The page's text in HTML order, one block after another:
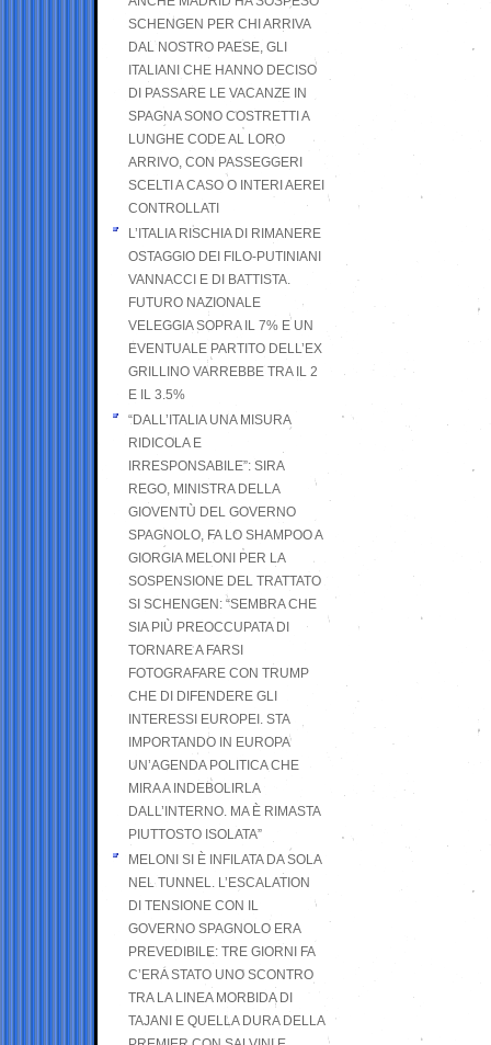
SCHENGEN PER CHI ARRIVA
DAL NOSTRO PAESE, GLI
ITALIANI CHE HANNO DECISO
DI PASSARE LE VACANZE IN
SPAGNA SONO COSTRETTI A
LUNGHE CODE AL LORO
ARRIVO, CON PASSEGGERI
SCELTI A CASO O INTERI AEREI
CONTROLLATI
L’ITALIA RISCHIA DI RIMANERE
OSTAGGIO DEI FILO-PUTINIANI
VANNACCI E DI BATTISTA.
FUTURO NAZIONALE
VELEGGIA SOPRA IL 7% E UN
EVENTUALE PARTITO DELL’EX
GRILLINO VARREBBE TRA IL 2
E IL 3.5%
“DALL’ITALIA UNA MISURA
RIDICOLA E
IRRESPONSABILE”: SIRA
REGO, MINISTRA DELLA
GIOVENTÙ DEL GOVERNO
SPAGNOLO, FA LO SHAMPOO A
GIORGIA MELONI PER LA
SOSPENSIONE DEL TRATTATO
SI SCHENGEN: “SEMBRA CHE
SIA PIÙ PREOCCUPATA DI
TORNARE A FARSI
FOTOGRAFARE CON TRUMP
CHE DI DIFENDERE GLI
INTERESSI EUROPEI. STA
IMPORTANDO IN EUROPA
UN’AGENDA POLITICA CHE
MIRA A INDEBOLIRLA
DALL’INTERNO. MA È RIMASTA
PIUTTOSTO ISOLATA”
MELONI SI È INFILATA DA SOLA
NEL TUNNEL. L’ESCALATION
DI TENSIONE CON IL
GOVERNO SPAGNOLO ERA
PREVEDIBILE: TRE GIORNI FA
C’ERA STATO UNO SCONTRO
TRA LA LINEA MORBIDA DI
TAJANI E QUELLA DURA DELLA